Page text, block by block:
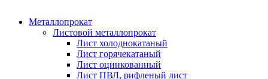
Металлопрокат
Листовой металлопрокат
Лист холоднокатаный
Лист горячекатаный
Лист оцинкованный
Лист ПВЛ, рифленый лист